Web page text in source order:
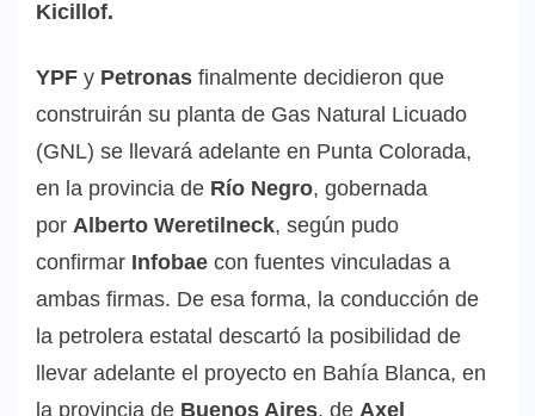
Kicillof.
YPF y Petronas finalmente decidieron que
construirán su planta de Gas Natural Licuado
(GNL) se llevará adelante en Punta Colorada,
en la provincia de Río Negro, gobernada
por Alberto Weretilneck, según pudo
confirmar Infobae con fuentes vinculadas a
ambas firmas. De esa forma, la conducción de
la petrolera estatal descartó la posibilidad de
llevar adelante el proyecto en Bahía Blanca, en
la provincia de Buenos Aires, de Axel